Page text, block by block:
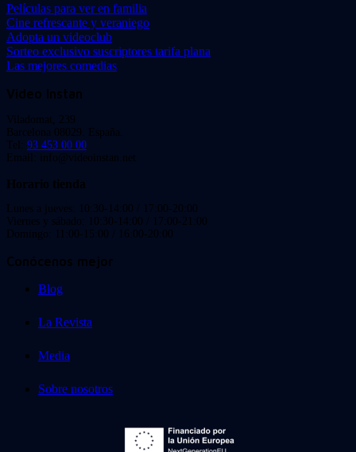
Películas para ver en familia
Cine refrescante y veraniego
Adopta un videoclub
Sorteo exclusivo suscriptores tarifa plana
Las mejores comedias
Video Instan
Viladomat, 239
Barcelona 08029. España.
Tel: 93 453 00 00
Email: info@videoinstan.net
Horario tienda
Lunes a jueves: 10:30-14:00 / 17:00-20:00
Viernes y sábado: 10:30-14:00 / 17:00-21:00
Domingo: 11:00-15:00 / 16:00-20:00
Conócenos mejor
Blog
La Revista
Media
Sobre nosotros